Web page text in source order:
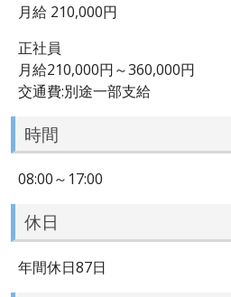
月給 210,000円
正社員
月給210,000円～360,000円
交通費:別途一部支給
時間
08:00～17:00
休日
年間休日87日